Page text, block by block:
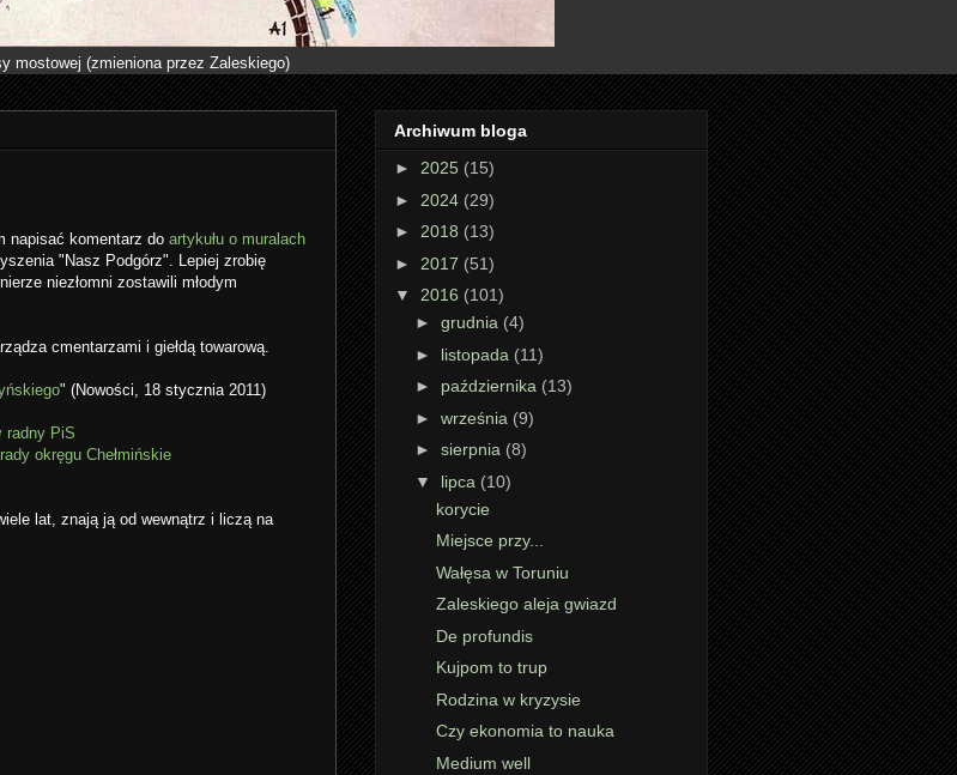
mostowej (zmieniona przez Zaleskiego)
napisać komentarz do artykułu o muralach
"Nasz Podgórz". Lepiej zrobię
niezłomni zostawili młodym
cmentarzami i giełdą towarową.
" (Nowości, 18 stycznia 2011)
radny PiS
okręgu Chełmińskie
lat, znają ją od wewnątrz i liczą na
Archiwum bloga
► 2025 (15)
► 2024 (29)
► 2018 (13)
► 2017 (51)
▼ 2016 (101)
► grudnia (4)
► listopada (11)
► października (13)
► września (9)
► sierpnia (8)
▼ lipca (10)
korycie
Miejsce przy...
Wałęsa w Toruniu
Zaleskiego aleja gwiazd
De profundis
Kujpom to trup
Rodzina w kryzysie
Czy ekonomia to nauka
Medium well